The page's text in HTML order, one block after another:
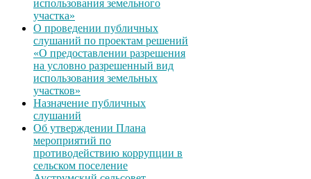
использования земельного
участка»
О проведении публичных
слушаний по проектам решений
«О предоставлении разрешения
на условно разрешенный вид
использования земельных
участков»
Назначение публичных
слушаний
Об утверждении Плана
мероприятий по
противодействию коррупции в
сельском поселение